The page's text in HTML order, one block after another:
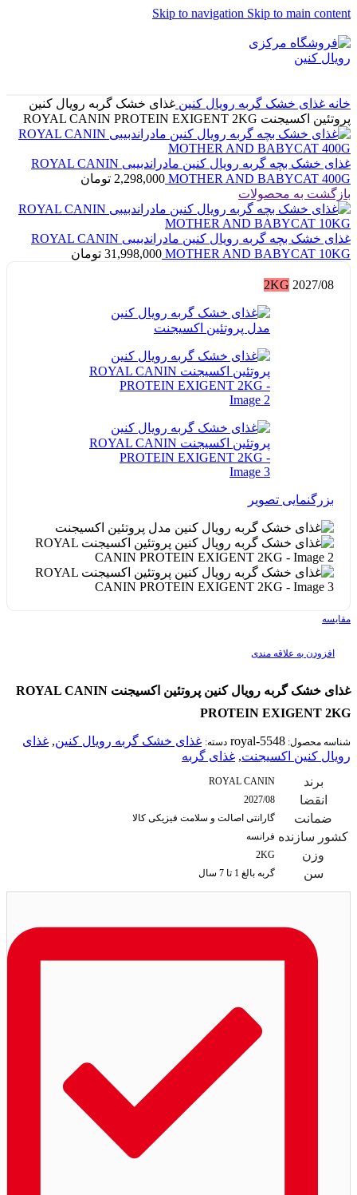
Skip to navigation Skip to main content
خانه غذای خشک گربه رویال کنین غذای خشک گربه رویال کنین
پروتئین اکسیجنت ROYAL CANIN PROTEIN EXIGENT 2KG
غذای خشک بچه گربه رویال کنین مادراندبیبی ROYAL CANIN
MOTHER AND BABYCAT 400G
2,298,000 تومان
بازگشت به محصولات
غذای خشک بچه گربه رویال کنین مادراندبیبی ROYAL CANIN
MOTHER AND BABYCAT 10KG
31,998,000 تومان
2027/08
2KG
بزرگنمایی تصویر
مقایسه
افزودن به علاقه مندی
غذای خشک گربه رویال کنین پروتئین اکسیجنت ROYAL CANIN
PROTEIN EXIGENT 2KG
شناسه محصول: royal-5548 دسته: غذای خشک گربه رویال کنین, غذای
رویال کنین اکسیجنت, غذای گربه
برند
ROYAL CANIN
انقضا 2027/08
ضمانت گارانتی اصالت و سلامت فیزیکی کالا
کشور سازنده فرانسه
وزن 2KG
سن گربه بالغ 1 تا 7 سال